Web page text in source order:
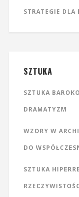
STRATEGIE DLA
SZTUKA
SZTUKA
DRAMATYZM
WZORY W
DO
SZTUKA